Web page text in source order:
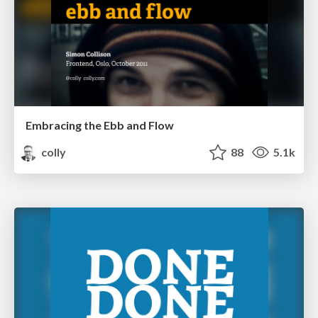
Embracing the Ebb and Flow
colly
88 5.1k